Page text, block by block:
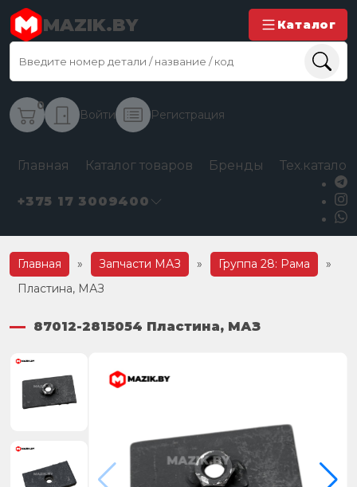
MAZIK.BY Каталог
0
Войти Регистрация
Главная Каталог товаров Бренды
+375 17 3009400
Главная » Запчасти МАЗ » Группа 28: Рама
»
Пластина, МАЗ
87012-2815054 Пластина, МАЗ